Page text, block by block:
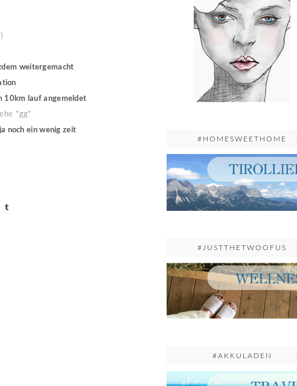
weitergemacht
10km lauf angemeldet
*gg*
noch ein wenig zeit
#HOMESWEETHOME
#JUSTTHETWOOFUS
#AKKULADEN